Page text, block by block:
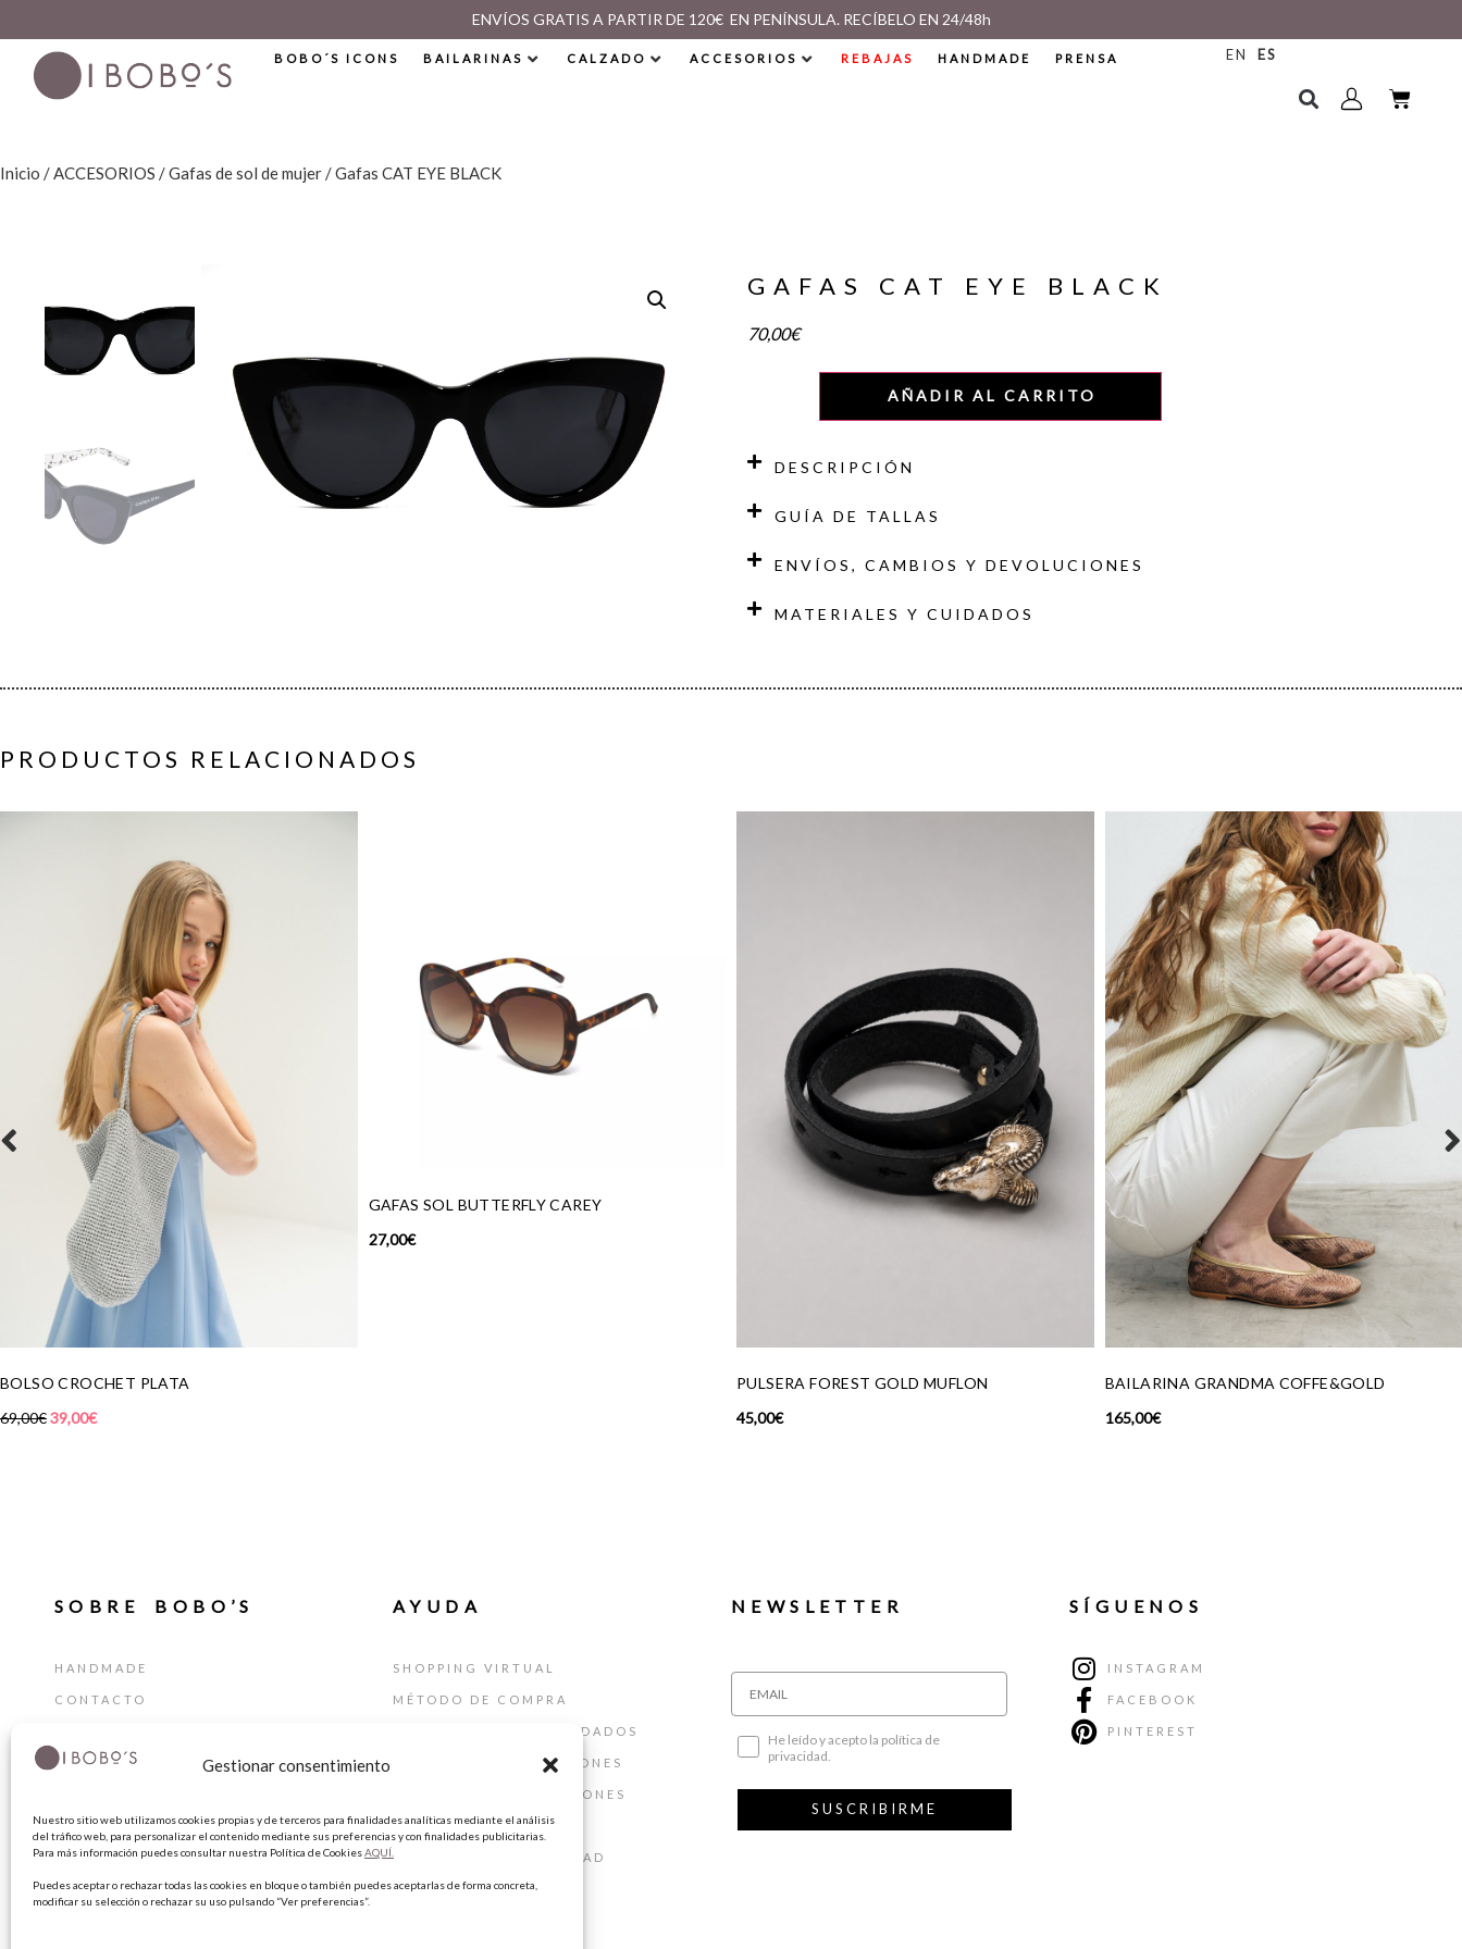
Gestionar consentimiento
Nuestro sitio web utilizamos cookies propias y de terceros para finalidades analíticas mediante el análisis
del tráfico web, para personalizar el contenido mediante sus preferencias y con finalidades publicitarias.
Para más información puedes consultar nuestra Política de CookiesAQUÍ.
Puedes aceptar o rechazar todas las cookies en bloque o también puedes aceptarlas de forma concreta,
modificar su selección o rechazar su uso pulsando “Ver preferencias”.
ENVÍOS GRATIS A PARTIR DE 120€ EN PENÍNSULA. RECÍBELO EN 24/48h
BOBO´S ICONS BAILARINAS CALZADO ACCESORIOS REBAJAS HANDMADE PRENSA EN ES
Inicio /ACCESORIOS /Gafas de sol de mujer/ Gafas CAT EYE BLACK
GAFAS CAT EYE BLACK
70,00€
AÑADIR AL CARRITO
DESCRIPCIÓN
GUÍA DE TALLAS
ENVÍOS, CAMBIOS Y DEVOLUCIONES
MATERIALES Y CUIDADOS
PRODUCTOS RELACIONADOS
GAFAS SOL BUTTERFLY CAREY
27,00
PULSERA FOREST GOLD MUFLON
BAILARINA GRANDMA COFFE&GOLD
PENDIENTES
SOBRE BOBO’S
HANDMADE
CONTACTO
TARJETA REGALO
AYUDA
SHOPPING VIRTUAL
MÉTODO DE COMPRA
GUÍA DE TALLAS Y CUIDADOS
CAMBIOS Y DEVOLUCIONES
TÉRMINIOS Y CONDICIONES
AVISO LEGAL
POLÍTICA DE PRIVACIDAD
POLÍTICA DE COOKIES
NEWSLETTER
He leído y acepto la política de
privacidad.
SUSCRIBIRME
SÍGUENOS
INSTAGRAM
FACEBOOK
PINTEREST